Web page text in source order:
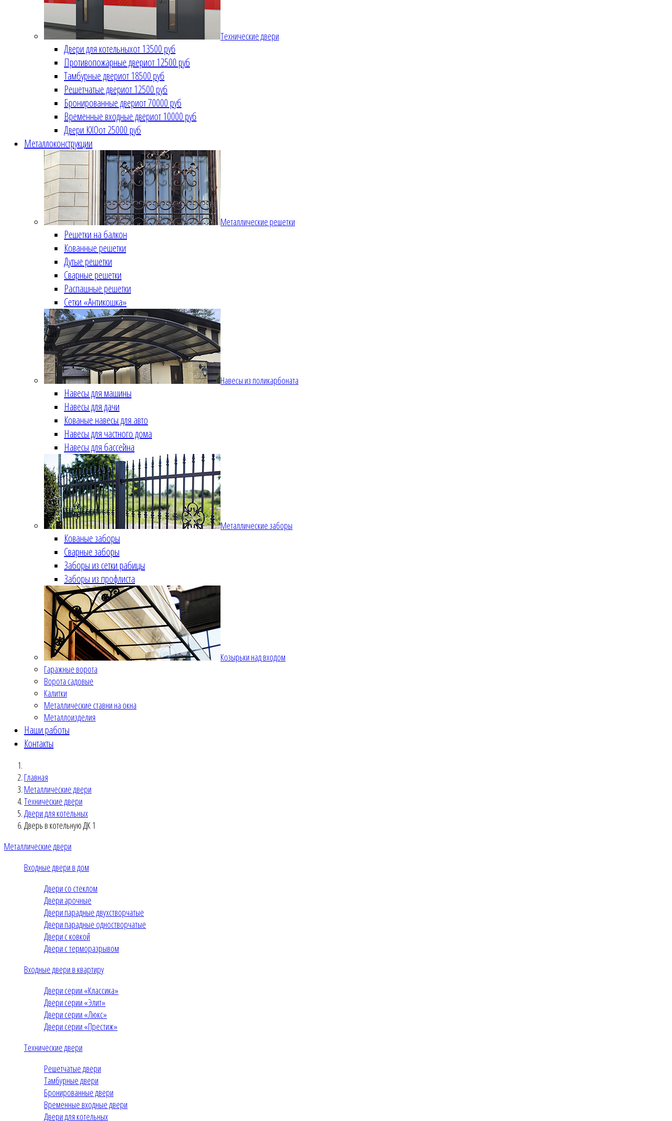
Технические двери
Двери для котельныхот 13500 руб
Противопожарные двериот 12500 руб
Тамбурные двериот 18500 руб
Решетчатые двериот 12500 руб
Бронированные двериот 70000 руб
Временные входные двериот 10000 руб
Двери КХОот 25000 руб
Металлоконструкции
Металлические решетки
Решетки на балкон
Кованные решетки
Дутые решетки
Сварные решетки
Распашные решетки
Сетки «Антикошка»
Навесы из поликарбоната
Навесы для машины
Навесы для дачи
Кованые навесы для авто
Навесы для частного дома
Навесы для бассейна
Металлические заборы
Кованые заборы
Сварные заборы
Заборы из сетки рабицы
Заборы из профлиста
Козырьки над входом
Гаражные ворота
Ворота садовые
Калитки
Металлические ставни на окна
Металлоизделия
Наши работы
Контакты
Главная
Металлические двери
Технические двери
Двери для котельных
Дверь в котельную ДК 1
Металлические двери
Входные двери в дом
Двери со стеклом
Двери арочные
Двери парадные двухстворчатые
Двери парадные одностворчатые
Двери с ковкой
Двери с терморазрывом
Входные двери в квартиру
Двери серии «Классика»
Двери серии «Элит»
Двери серии «Люкс»
Двери серии «Престиж»
Технические двери
Решетчатые двери
Тамбурные двери
Бронированные двери
Временные входные двери
Двери для котельных